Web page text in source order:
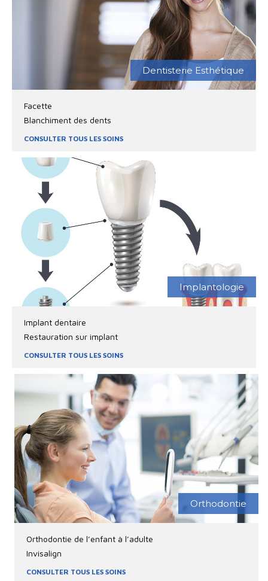
Dentisterie Esthétique
Facette
Blanchiment des dents
CONSULTER TOUS LES SOINS
Implantologie
Implant dentaire
Restauration sur implant
CONSULTER TOUS LES SOINS
Orthodontie
Orthodontie de l’enfant à l’adulte
Invisalign
CONSULTER TOUS LES SOINS